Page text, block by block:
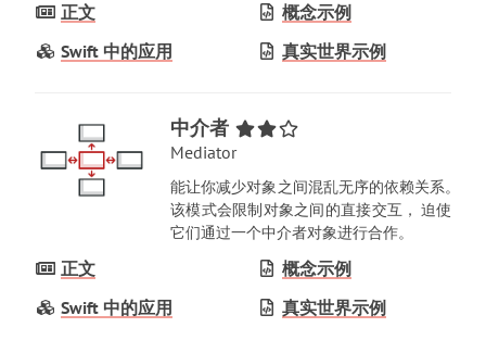
正文
Swift 中的应用
概念示例
真实世界示例
中介者
Mediator
能让你减少对象之间混乱无序的依赖关系。
该模式会限制对象之间的直接交互 ，
迫使
它们通过一个中介者对象进行合作。
正文
Swift 中的应用
概念示例
真实世界示例